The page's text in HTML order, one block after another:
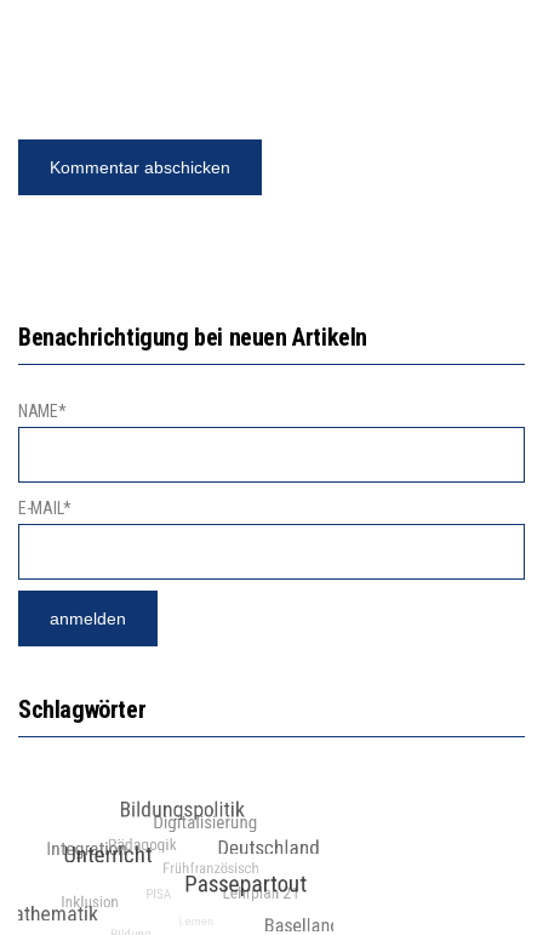
Benachrichtigung bei neuen Artikeln
NAME*
E-MAIL*
Schlagwörter